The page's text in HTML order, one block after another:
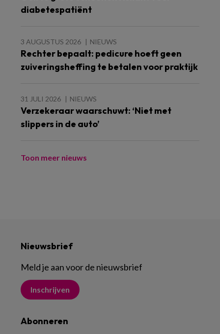
diabetespatiënt
3 AUGUSTUS 2026 NIEUWS
Rechter bepaalt: pedicure hoeft geen
zuiveringsheffing te betalen voor praktijk
31 JULI 2026 NIEUWS
Verzekeraar waarschuwt: ‘Niet met
slippers in de auto’
Toon meer nieuws
Nieuwsbrief
Meld je aan voor de nieuwsbrief
Inschrijven
Abonneren